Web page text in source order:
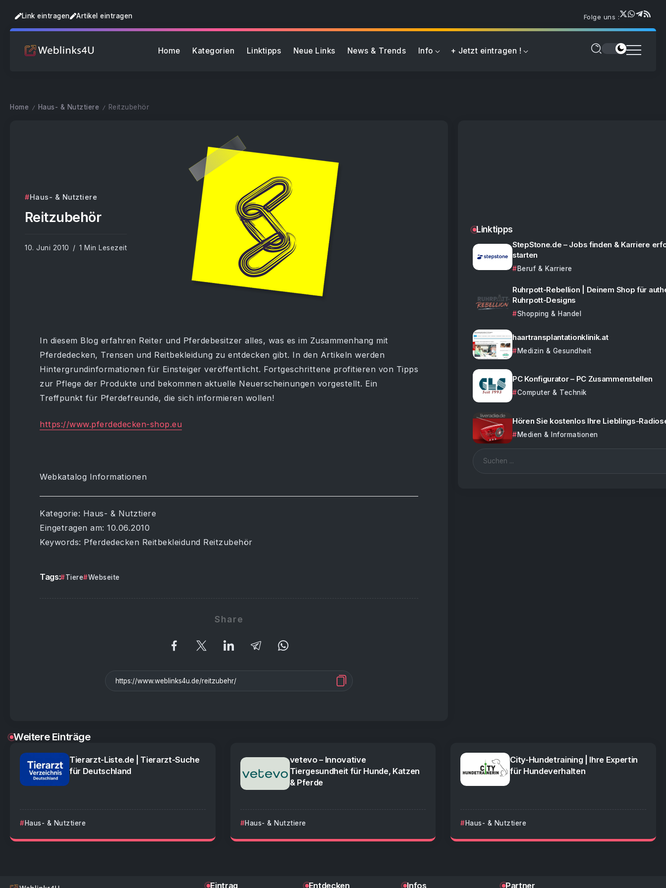
Link eintragen Artikel eintragen Folge uns :
Home Kategorien Linktipps Neue Links News & Trends Info + Jetzt eintragen !
Home / Haus- & Nutztiere / Reitzubehör
Haus- & Nutztiere
Reitzubehör
10. Juni 2010 1 Min Lesezeit
In diesem Blog erfahren Reiter und Pferdebesitzer alles, was es im Zusammenhang mit
Pferdedecken, Trensen und Reitbekleidung zu entdecken gibt. In den Artikeln werden
Hintergrundinformationen für Einsteiger veröffentlicht. Fortgeschrittene profitieren von Tipps
zur Pflege der Produkte und bekommen aktuelle Neuerscheinungen vorgestellt. Ein
Treffpunkt für Pferdefreunde, die sich informieren wollen!
https://www.pferdedecken-shop.eu
Webkatalog Informationen
Kategorie: Haus- & Nutztiere
Eingetragen am: 10.06.2010
Keywords: Pferdedecken Reitbekleidund Reitzubehör
Tags: Tiere Webseite
Share
Linktipps
StepStone.de – Jobs finden & Karriere
starten
Beruf & Karriere
Ruhrpott-Rebellion | Deinem Shop für
Ruhrpott-Designs
Shopping & Handel
haartransplantationklinik.at
Medizin & Gesundheit
PC Konfigurator – PC Zusammenstellen
Computer & Technik
Hören Sie kostenlos Ihre Lieblings-
Medien & Informationen
Weitere Einträge
Tierarzt-Liste.de | Tierarzt-Suche
für Deutschland
Haus- & Nutztiere
vetevo – Innovative
Tiergesundheit für Hunde, Katzen
& Pferde
Haus- & Nutztiere
City-Hundetraining | Ihre Expertin
für Hundeverhalten
Haus- & Nutztiere
Eintrag Entdecken Infos Partner